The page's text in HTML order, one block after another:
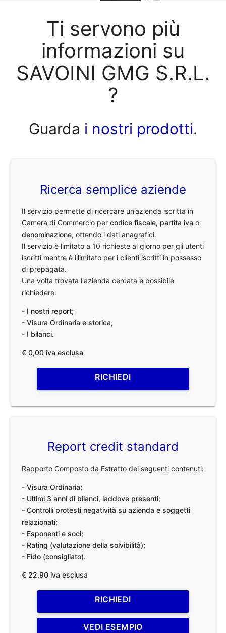
Ti servono più
informazioni su
SAVOINI GMG S.R.L.
?
Guarda i nostri prodotti.
Ricerca semplice aziende
Il servizio permette di ricercare un’azienda iscritta in
Camera di Commercio percodice fiscale, partita iva o
denominazione, ottendo i dati anagrafici.
Il servizio è limitato a 10 richieste al giorno per gli utenti
iscritti mentre è illimitato per i clienti iscritti in possesso
di prepagata.
Una volta trovata l'azienda cercata è possibile
richiedere:
- I nostri report;
- Visura Ordinaria e storica;
- I bilanci.
€ 0,00 iva esclusa
RICHIEDI
Report credit standard
Rapporto Composto da Estratto dei seguenti contenuti:
- Visura Ordinaria;
- Ultimi 3 anni di bilanci, laddove presenti;
- Controlli protesti negatività su azienda e soggetti
relazionati;
- Esponenti e soci;
- Rating (valutazione della solvibilità);
- Fido (consigliato).
€ 22,90 iva esclusa
RICHIEDI
VEDI ESEMPIO